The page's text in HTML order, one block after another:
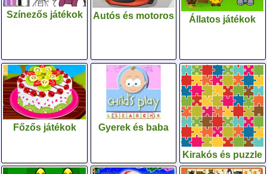
Színezős játékok Autós és motoros Állatos játékok
Főzős játékok Gyerek és baba
Kirakós és puzzle